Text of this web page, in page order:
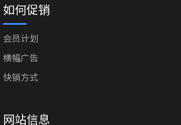
如何促销
会员计划
横幅广告
快销方式
网站信息